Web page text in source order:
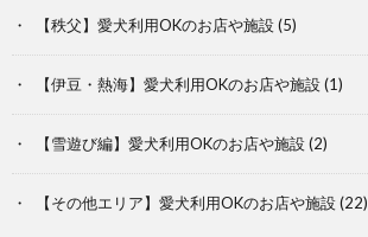
【秩父】愛犬利用OKのお店や施設(5)
【伊豆・熱海】愛犬利用OKのお店や施設(1)
【雪遊び編】愛犬利用OKのお店や施設(2)
【その他エリア】愛犬利用OKのお店や施設(22)